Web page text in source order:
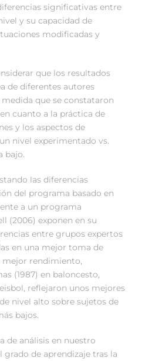
significativas entre
y su capacidad de
modificadas y
que los resultados
de diferentes autores
medida que se constataron
cuanto a la práctica de
y los aspectos de
nivel experimentado vs.
bajo.
las diferencias
del programa basado en
a un programa
(2006) exponen en su
entre grupos expertos
en una mejor toma de
mejor rendimiento,
(1987) en baloncesto,
reflejaron unos mejores
nivel alto sobre sujetos de
bajos.
de análisis en nuestro
de aprendizaje tras la